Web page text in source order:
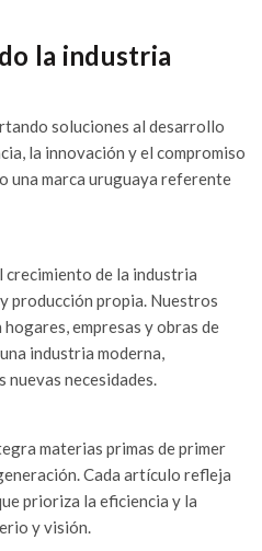
la industria
soluciones al desarrollo
la innovación y el compromiso
una marca uruguaya referente
crecimiento de la industria
producción propia. Nuestros
empresas y obras de
industria moderna,
nuevas necesidades.
materias primas de primer
Cada artículo refleja
prioriza la eficiencia y la
y visión.